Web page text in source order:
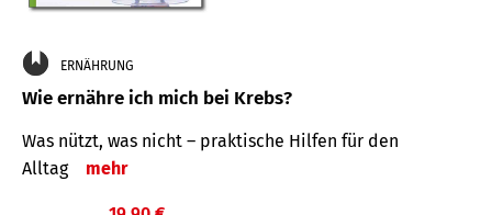
ERNÄHRUNG
Wie ernähre ich mich bei Krebs?
Was nützt, was nicht – praktische Hilfen für den
Alltag
mehr